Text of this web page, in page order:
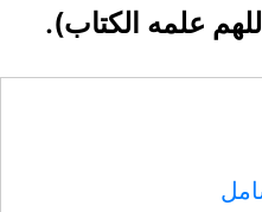
علمه الكتاب).